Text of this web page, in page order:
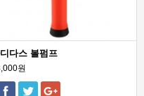
다스 볼펌프
원